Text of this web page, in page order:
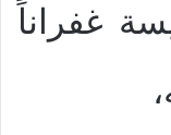
غفراناً